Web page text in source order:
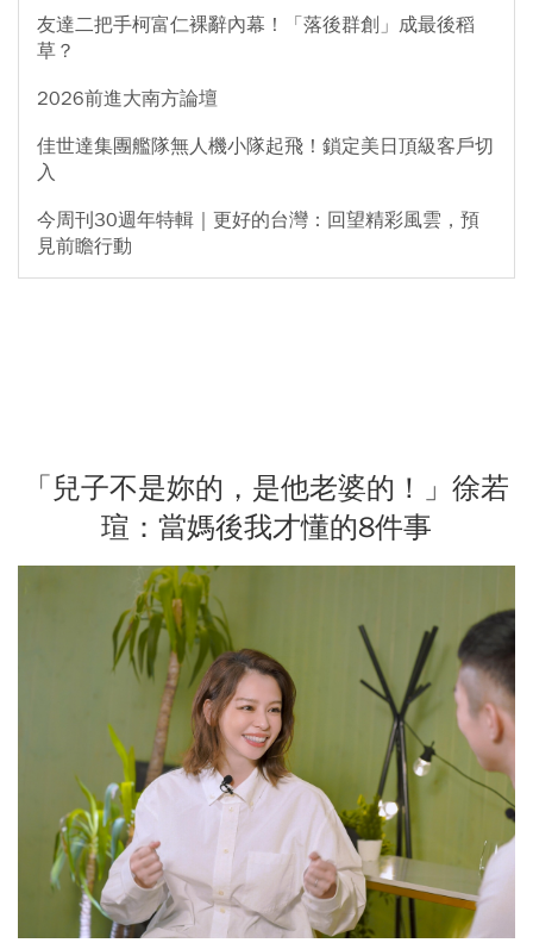
友達二把手柯富仁裸辭內幕！「落後群創」成最後稻
草？
2026前進大南方論壇
佳世達集團艦隊無人機小隊起飛！鎖定美日頂級客戶切
入
今周刊30週年特輯｜更好的台灣：回望精彩風雲，預
見前瞻行動
「兒子不是妳的，是他老婆的！」徐若
瑄：當媽後我才懂的8件事